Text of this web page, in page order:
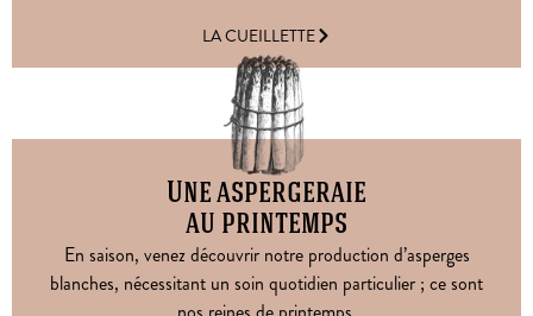
LA CUEILLETTE
Une aspergeraie
au printemps
En saison, venez découvrir notre production d’asperges
blanches, nécessitant un soin quotidien particulier ; ce sont